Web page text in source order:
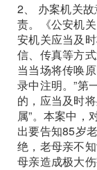
2、 办案机关
责。《公安机
安机关应当及
信、传真等方
当当场将传唤
录中注明。”第
的，应当及时
属”。本案中，
出要告知85岁
绝，老母亲不
母亲造成极大伤